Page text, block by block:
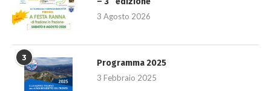
3 Agosto 2026
3
Programma 2025
3 Febbraio 2025